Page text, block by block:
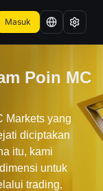
Masuk
Poin MC
Markets yang
diciptakan
itu, kami
untuk
trading,